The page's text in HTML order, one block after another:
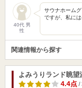
40代 男
性
サウナホーム
ですが、私に
関連情報から探す
よみうりランド眺望
4.4点/